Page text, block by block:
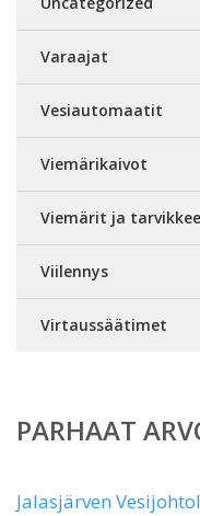
Varaajat
Vesiautomaatit
Viemärikaivot
Viemärit ja
Viilennys
Virtaussäätimet
PARHAAT
Jalasjärven